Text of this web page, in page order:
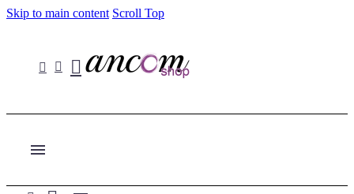
Skip to main content Scroll Top